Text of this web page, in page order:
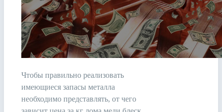
Чтобы правильно реализовать
имеющиеся запасы металла
необходимо представлять, от чего